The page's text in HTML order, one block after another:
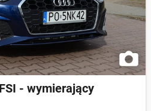
- wymierający